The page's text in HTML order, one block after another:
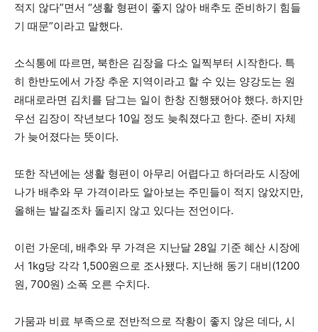
적지 않다”면서 “생활 형편이 좋지 않아 배추도 준비하기 힘들
기 때문”이라고 말했다.
소식통에 따르면, 북한은 김장을 다소 일찍부터 시작한다. 특
히 한반도에서 가장 추운 지역이라고 할 수 있는 양강도는 원
래대로라면 김치를 담그는 일이 한창 진행됐어야 했다. 하지만
우선 김장이 작년보다 10일 정도 늦춰졌다고 한다. 준비 자체
가 늦어졌다는 뜻이다.
또한 작년에는 생활 형편이 아무리 어렵다고 하더라도 시장에
나가 배추와 무 가격이라도 알아보는 주민들이 적지 않았지만,
올해는 발길조차 돌리지 않고 있다는 전언이다.
이런 가운데, 배추와 무 가격은 지난달 28일 기준 혜산 시장에
서 1kg당 각각 1,500원으로 조사됐다. 지난해 동기 대비(1200
원, 700원) 소폭 오른 수치다.
가뭄과 비료 부족으로 전반적으로 작황이 좋지 않은 데다, 시